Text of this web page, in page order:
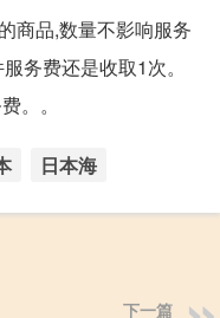
商品,数量不影响服务
务费还是收取1次。
。。
日本海
下一篇